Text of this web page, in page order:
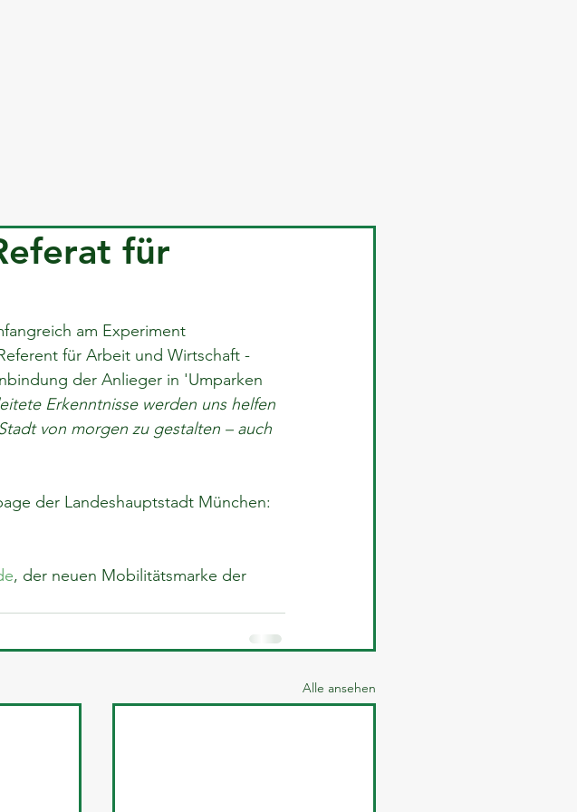
für
am Experiment
für Arbeit und Wirtschaft -
der Anlieger in 'Umparken
Erkenntnisse werden uns helfen
von morgen zu gestalten – auch
der Landeshauptstadt München:
, der neuen Mobilitätsmarke der
Alle ansehen